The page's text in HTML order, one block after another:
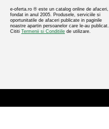
e-oferta.ro ® este un catalog online de afaceri,
fondat in anul 2005. Produsele, serviciile si
oportunitatile de afaceri publicate in paginile
noastre apartin persoanelor care le-au publicat.
Cititi Termenii si Conditiile de utilizare.